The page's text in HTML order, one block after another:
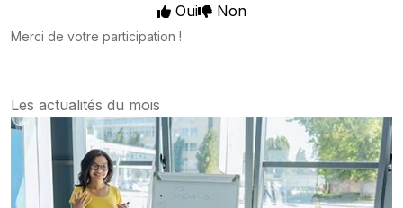
Oui
Non
Merci de votre participation !
Les actualités du mois